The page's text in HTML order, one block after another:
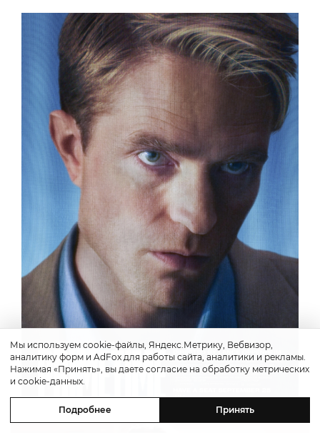
Мы используем cookie-файлы, Яндекс.Метрику, Вебвизор,
аналитику форм и AdFox для работы сайта, аналитики и рекламы.
Нажимая «Принять», вы даете согласие на обработку метрических
и cookie-данных.
Подробнее Принять